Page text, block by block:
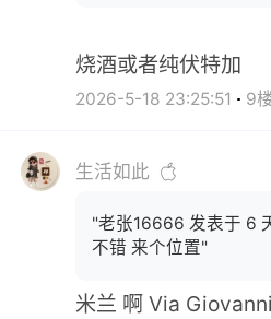
烧酒或者纯伏特加
2026-5-18 23:25:51 9
生活如此
"老张16666 发表于 6
不错 来个位置"
米兰 啊 Via